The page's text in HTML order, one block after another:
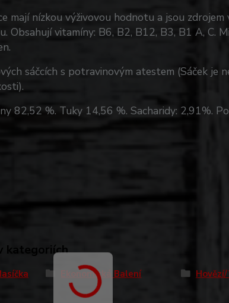
mají nízkou výživovou hodnotu a jsou
Obsahují vitamíny: B6, B2, B12, B3, B1 A, C.
sáčcích s potravinovým atestem (Sáček
82,52 %. Tuky 14,56 %. Sacharidy: 2,91%.
kategoriích
Ekonomická Balení